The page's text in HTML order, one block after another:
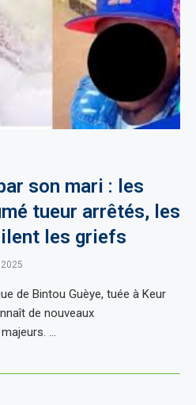
son mari : les
tueur arrêtés, les
les griefs
de Bintou Guèye, tuée à Keur
de nouveaux
…